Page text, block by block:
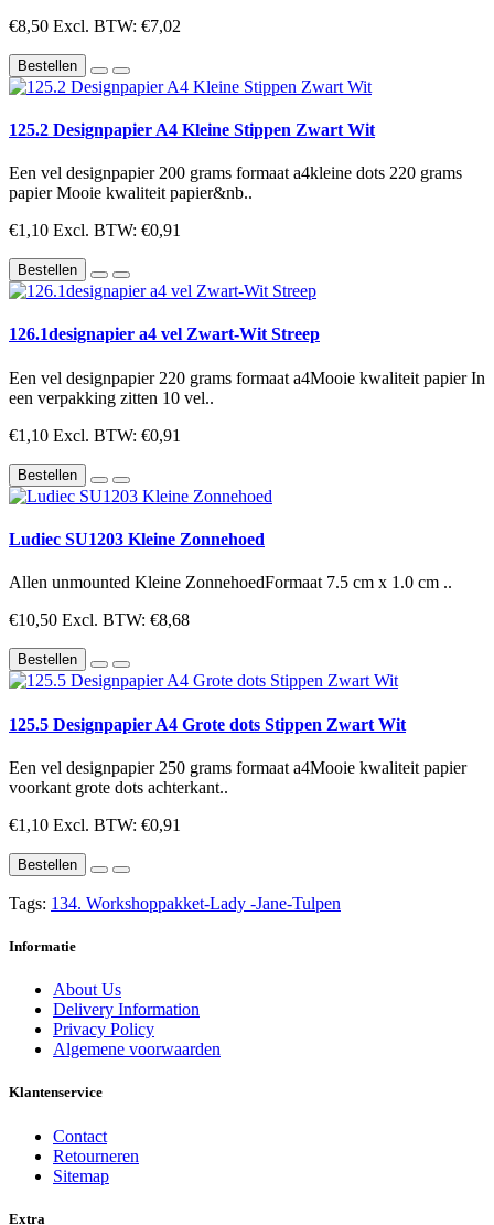
€8,50 Excl. BTW: €7,02
Bestellen
125.2 Designpapier A4 Kleine Stippen Zwart Wit
Een vel designpapier 200 grams formaat a4kleine dots 220 grams
papier Mooie kwaliteit papier&nb..
€1,10 Excl. BTW: €0,91
Bestellen
126.1designapier a4 vel Zwart-Wit Streep
Een vel designpapier 220 grams formaat a4Mooie kwaliteit papier In
een verpakking zitten 10 vel..
€1,10 Excl. BTW: €0,91
Bestellen
Ludiec SU1203 Kleine Zonnehoed
Allen unmounted Kleine ZonnehoedFormaat 7.5 cm x 1.0 cm ..
€10,50 Excl. BTW: €8,68
Bestellen
125.5 Designpapier A4 Grote dots Stippen Zwart Wit
Een vel designpapier 250 grams formaat a4Mooie kwaliteit papier
voorkant grote dots achterkant..
€1,10 Excl. BTW: €0,91
Bestellen
Tags: 134. Workshoppakket-Lady -Jane-Tulpen
Informatie
About Us
Delivery Information
Privacy Policy
Algemene voorwaarden
Klantenservice
Contact
Retourneren
Sitemap
Extra